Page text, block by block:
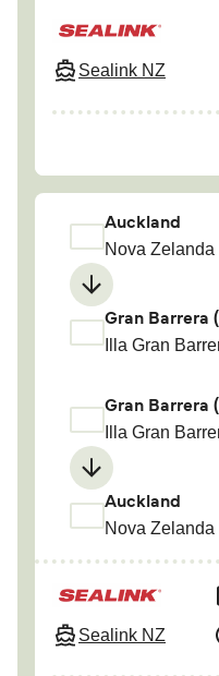
Sealink NZ
Auckland
Nova Zelanda
Gran Barrera
Illa Gran
Gran Barrera
Illa Gran
Auckland
Nova Zelanda
Sealink NZ